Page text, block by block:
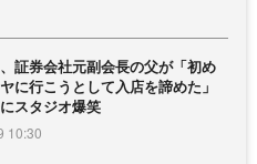
証券会社元副会長の父が「初め
に行こうとして入店を諦めた」
スタジオ爆笑
10:30